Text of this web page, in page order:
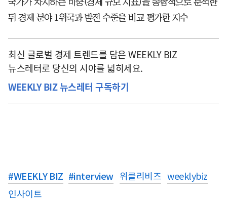
국가가 차지하는 비중(경제 규모 지표)을 종합적으로 분석한
뒤 경제 분야 1위국과 발전 수준을 비교 평가한 지수
최신 글로벌 경제 트렌드를 담은 WEEKLY BIZ
뉴스레터로 당신의 시야를 넓히세요.
WEEKLY BIZ 뉴스레터 구독하기
#WEEKLY BIZ #interview 위클리비즈 weeklybiz
인사이트